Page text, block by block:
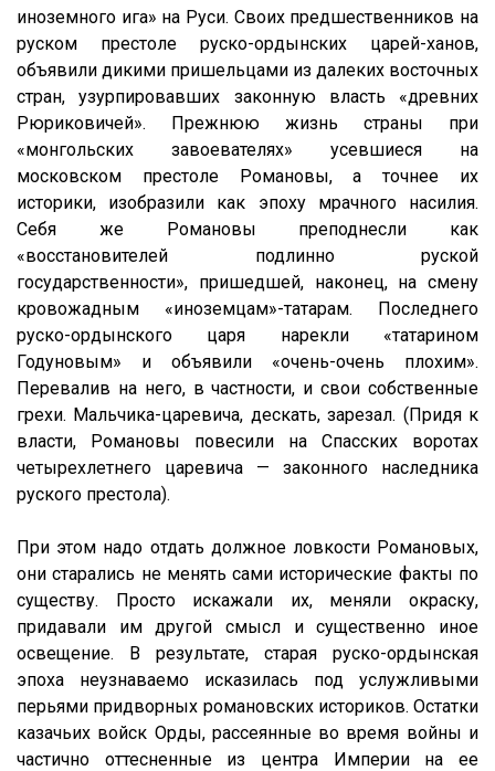
иноземного ига» на Руси. Своих предшественников на
руском престоле руско-ордынских царей-ханов,
объявили дикими пришельцами из далеких восточных
стран, узурпировавших законную власть «древних
Рюриковичей». Прежнюю жизнь страны при
«монгольских завоевателях» усевшиеся на
московском престоле Романовы, а точнее их
историки, изобразили как эпоху мрачного насилия.
Себя же Романовы преподнесли как
«восстановителей подлинно руской
государственности», пришедшей, наконец, на смену
кровожадным «иноземцам»-татарам. Последнего
руско-ордынского царя нарекли «татарином
Годуновым» и объявили «очень-очень плохим».
Перевалив на него, в частности, и свои собственные
грехи. Мальчика-царевича, дескать, зарезал. (Придя к
власти, Романовы повесили на Спасских воротах
четырехлетнего царевича — законного наследника
руского престола).
При этом надо отдать должное ловкости Романовых,
они старались не менять сами исторические факты по
существу. Просто искажали их, меняли окраску,
придавали им другой смысл и существенно иное
освещение. В результате, старая руско-ордынская
эпоха неузнаваемо исказилась под услужливыми
перьями придворных романовских историков. Остатки
казачьих войск Орды, рассеянные во время войны и
частично оттесненные из центра Империи на ее